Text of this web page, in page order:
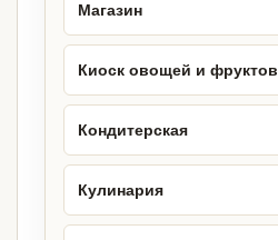
Магазин
Киоск овощей и фруктов
Кондитерская
Кулинария